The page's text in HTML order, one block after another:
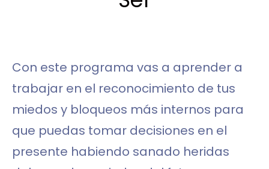
Con este programa vas a aprender a
trabajar en el reconocimiento de tus
miedos y bloqueos más internos para
que puedas tomar decisiones en el
presente habiendo sanado heridas